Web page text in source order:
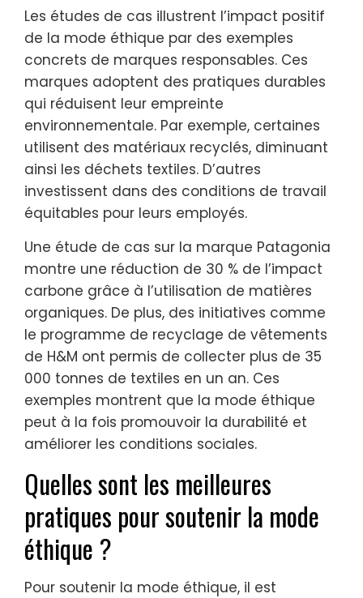
Les études de cas illustrent l’impact positif
de la mode éthique par des exemples
concrets de marques responsables. Ces
marques adoptent des pratiques durables
qui réduisent leur empreinte
environnementale. Par exemple, certaines
utilisent des matériaux recyclés, diminuant
ainsi les déchets textiles. D’autres
investissent dans des conditions de travail
équitables pour leurs employés.
Une étude de cas sur la marque Patagonia
montre une réduction de 30 % de l’impact
carbone grâce à l’utilisation de matières
organiques. De plus, des initiatives comme
le programme de recyclage de vêtements
de H&M ont permis de collecter plus de 35
000 tonnes de textiles en un an. Ces
exemples montrent que la mode éthique
peut à la fois promouvoir la durabilité et
améliorer les conditions sociales.
Quelles sont les meilleures
pratiques pour soutenir la mode
éthique ?
Pour soutenir la mode éthique, il est